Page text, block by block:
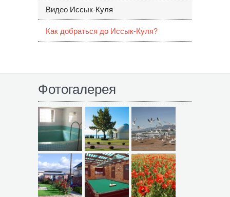
Видео Иссык-Куля
Как добраться до Иссык-Куля?
Фотогалерея